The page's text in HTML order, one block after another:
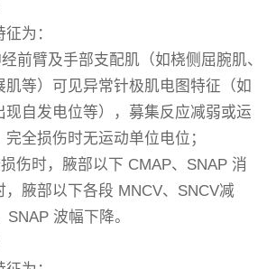
为：
前臂及手部支配肌（如桡侧屈腕肌、
肌等）可见异常针极肌电图特征（如
现自发电位等），募集反应减弱或运
全损伤时无运动单位电位；
伤时，腋部以下 CMAP、SNAP 消
，腋部以下各段 MNCV、SNCV减
波幅下降。